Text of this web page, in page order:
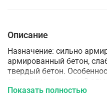
Описание
Назначение: сильно
армированный бетон,
твердый бетон.
специализированный
мм для работ по особо
Показать полностью